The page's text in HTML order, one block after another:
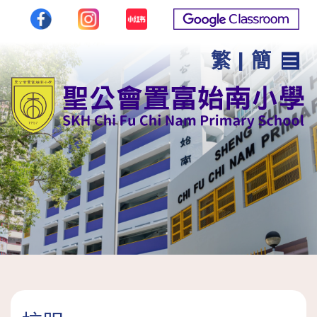
繁 |簡